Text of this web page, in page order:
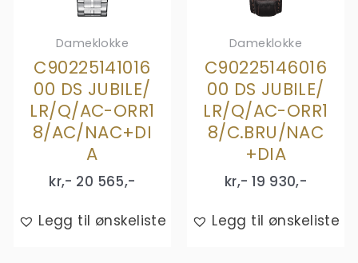
Dameklokke
C90225141016
00 DS JUBILE/
LR/Q/AC-ORR1
8/AC/NAC+DI
A
kr,- 20 565,-
Legg til ønskeliste
Dameklokke
C90225146016
00 DS JUBILE/
LR/Q/AC-ORR1
8/C.BRU/NAC
+DIA
kr,- 19 930,-
Legg til ønskeliste